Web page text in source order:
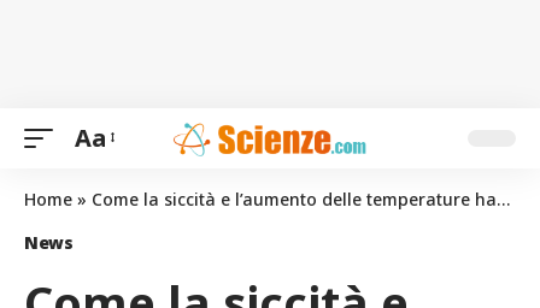
Aa
Home » Come la siccità e l’aumento delle temperature hanno spinto milioni di somali ad abbandonare le loro case
News